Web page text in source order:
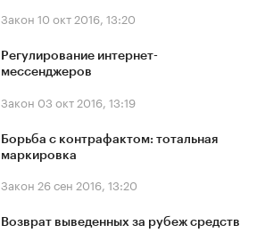
Закон 10 окт 2016, 13:20
Регулирование интернет-
мессенджеров
Закон 03 окт 2016, 13:19
Борьба с контрафактом: тотальная
маркировка
Закон 26 сен 2016, 13:20
Возврат выведенных за рубеж средств